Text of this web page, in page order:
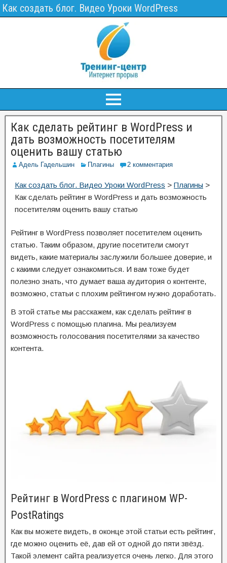
Как создать блог. Видео Уроки WordPress
Как сделать рейтинг в WordPress и
дать возможность посетителям
оценить вашу статью
Адель Гадельшин Плагины 2 комментария
Как создать блог. Видео Уроки WordPress > Плагины >
Как сделать рейтинг в WordPress и дать возможность
посетителям оценить вашу статью
Рейтинг в WordPress позволяет посетителем оценить
статью. Таким образом, другие посетители смогут
видеть, какие материалы заслужили большее доверие, и
с какими следует ознакомиться. И вам тоже будет
полезно знать, что думает ваша аудитория о контенте,
возможно, статьи с плохим рейтингом нужно доработать.
В этой статье мы расскажем, как сделать рейтинг в
WordPress с помощью плагина. Мы реализуем
возможность голосования посетителями за качество
контента.
Рейтинг в WordPress с плагином WP-
PostRatings
Как вы можете видеть, в оконце этой статьи есть рейтинг,
где можно оценить её, дав ей от одной до пяти звёзд.
Такой элемент сайта реализуется очень легко. Для этого